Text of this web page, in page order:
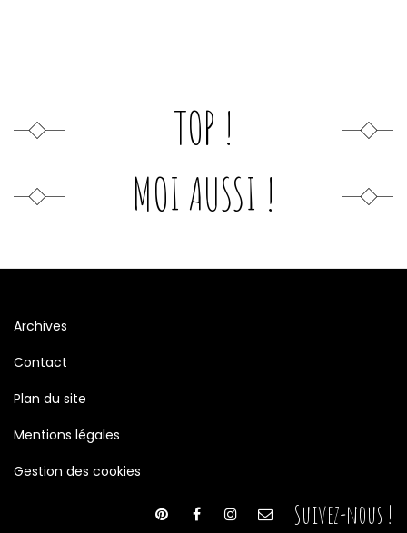
TOP !
MOI AUSSI !
Archives
Contact
Plan du site
Mentions légales
Gestion des cookies
Suivez-nous !